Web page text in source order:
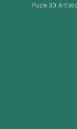
Puzle 3D